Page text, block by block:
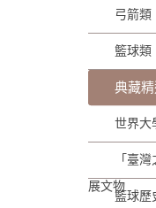
弓箭類
籃球類
典藏
世界大
「臺
展文物
籃球歷